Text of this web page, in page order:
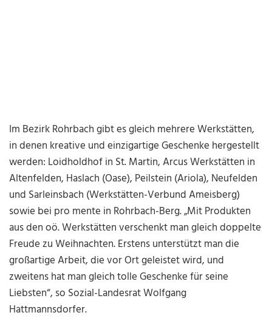
Im Bezirk Rohrbach gibt es gleich mehrere Werkstätten,
in denen kreative und einzigartige Geschenke hergestellt
werden: Loidholdhof in St. Martin, Arcus Werkstätten in
Altenfelden, Haslach (Oase), Peilstein (Ariola), Neufelden
und Sarleinsbach (Werkstätten-Verbund Ameisberg)
sowie bei pro mente in Rohrbach-Berg. „Mit Produkten
aus den oö. Werkstätten verschenkt man gleich doppelte
Freude zu Weihnachten. Erstens unterstützt man die
großartige Arbeit, die vor Ort geleistet wird, und
zweitens hat man gleich tolle Geschenke für seine
Liebsten“, so Sozial-Landesrat Wolfgang
Hattmannsdorfer.